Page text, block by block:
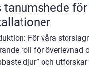
tanumshede
För våra
roll för överlevnad
djur” och